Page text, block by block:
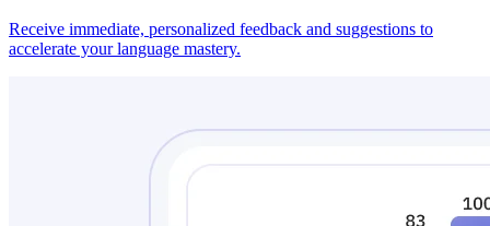
Receive immediate, personalized feedback and suggestions to
accelerate your language mastery.